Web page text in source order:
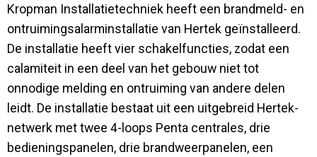
Kropman Installatietechniek heeft een brandmeld- en
ontruimingsalarminstallatie van Hertek geïnstalleerd.
De installatie heeft vier schakelfuncties, zodat een
calamiteit in een deel van het gebouw niet tot
onnodige melding en ontruiming van andere delen
leidt. De installatie bestaat uit een uitgebreid Hertek-
netwerk met twee 4-loops Penta centrales, drie
bedieningspanelen, drie brandweerpanelen, een